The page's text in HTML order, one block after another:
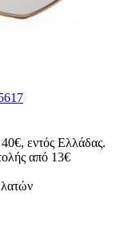
εντός Ελλάδας.
από 13€